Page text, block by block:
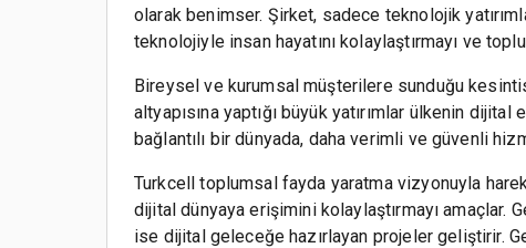
olarak benimser. Şirket, sadece teknolojik
teknolojiyle insan hayatını kolaylaştırmayı ve
Bireysel ve kurumsal müşterilere sunduğu
altyapısına yaptığı büyük yatırımlar ülkenin
bağlantılı bir dünyada, daha verimli ve güvenli
Turkcell toplumsal fayda yaratma vizyonuyla
dijital dünyaya erişimini kolaylaştırmayı amaçlar.
ise dijital geleceğe hazırlayan projeler geliştirir.